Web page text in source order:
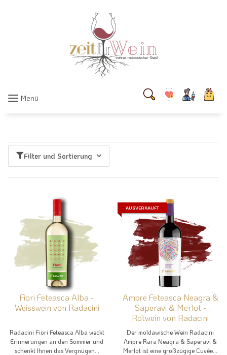
Menü
Filter und Sortierung
Fiori Feteasca Alba -
Weisswein von Radacini
Radacini Fiori Feteasca Alba weckt
Erinnerungen an den Sommer und
schenkt Ihnen das Vergnügen...
AUSVERKAUFT
Ampre Feteasca Neagra &
Saperavi & Merlot -
Rotwein von Radacini
Der moldawische Wein Radacini
Ampre Rara Neagra & Saperavi &
Merlot ist eine großzügige Cuvée...